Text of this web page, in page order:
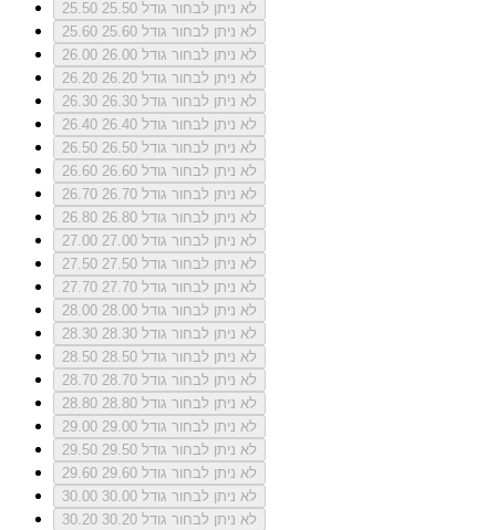
25.50
לא ניתן לבחור גודל 25.50
25.60
לא ניתן לבחור גודל 25.60
26.00
לא ניתן לבחור גודל 26.00
26.20
לא ניתן לבחור גודל 26.20
26.30
לא ניתן לבחור גודל 26.30
26.40
לא ניתן לבחור גודל 26.40
26.50
לא ניתן לבחור גודל 26.50
26.60
לא ניתן לבחור גודל 26.60
26.70
לא ניתן לבחור גודל 26.70
26.80
לא ניתן לבחור גודל 26.80
27.00
לא ניתן לבחור גודל 27.00
27.50
לא ניתן לבחור גודל 27.50
27.70
לא ניתן לבחור גודל 27.70
28.00
לא ניתן לבחור גודל 28.00
28.30
לא ניתן לבחור גודל 28.30
28.50
לא ניתן לבחור גודל 28.50
28.70
לא ניתן לבחור גודל 28.70
28.80
לא ניתן לבחור גודל 28.80
29.00
לא ניתן לבחור גודל 29.00
29.50
לא ניתן לבחור גודל 29.50
29.60
לא ניתן לבחור גודל 29.60
30.00
לא ניתן לבחור גודל 30.00
30.20
לא ניתן לבחור גודל 30.20